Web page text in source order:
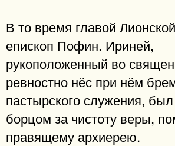
В то время главой
епископ Пофин. Ириней,
рукоположенный во
ревностно нёс при нём
пастырского служения,
борцом за чистоту веры,
правящему архиерею.